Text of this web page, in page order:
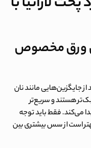
ورق مخصوص
از جایگزین‌هایی مانند نان
هستند و سریع‌تر
می‌کند. فقط باید توجه
است از سس بیشتری بین